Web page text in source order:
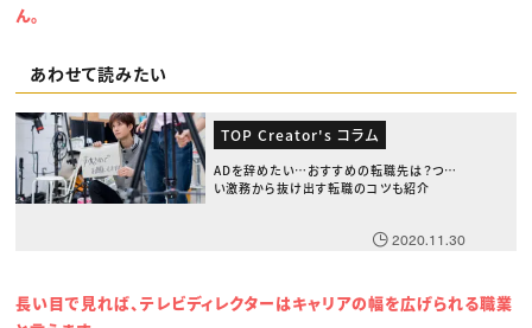
ん。
あわせて読みたい
TOP Creator's コラム
ADを辞めたい…おすすめの転職先は？つら
い激務から抜け出す転職のコツも紹介
2020.11.30
長い目で見れば、テレビディレクターはキャリアの幅を広げられる職業